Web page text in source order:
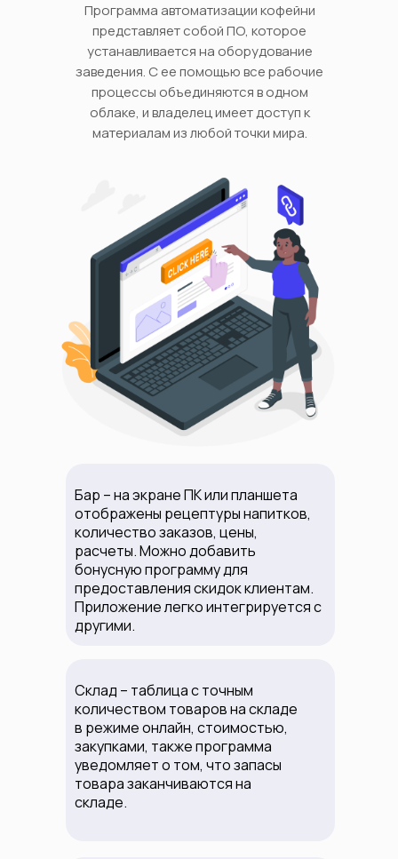
Программа автоматизации кофейни
представляет собой ПО, которое
устанавливается на оборудование
заведения. С ее помощью все рабочие
процессы объединяются в одном
облаке, и владелец имеет доступ к
материалам из любой точки мира.
Бар – на экране ПК или планшета
отображены рецептуры напитков,
количество заказов, цены,
расчеты. Можно добавить
бонусную программу для
предоставления скидок клиентам.
Приложение легко интегрируется с
другими.
Склад – таблица с точным
количеством товаров на складе
в режиме онлайн, стоимостью,
закупками, также программа
уведомляет о том, что запасы
товара заканчиваются на
складе.